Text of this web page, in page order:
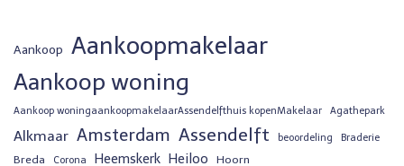
Aankoop Aankoopmakelaar
Aankoop woning
Aankoop woningaankoopmakelaarAssendelfthuis kopenMakelaar Agathepark
Alkmaar Amsterdam Assendelft beoordeling Braderie
Breda Corona Heemskerk Heiloo Hoorn